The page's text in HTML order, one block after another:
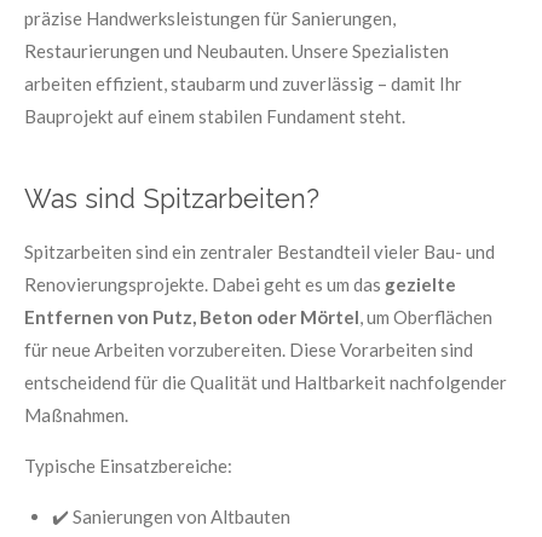
präzise Handwerksleistungen für Sanierungen,
Restaurierungen und Neubauten. Unsere Spezialisten
arbeiten effizient, staubarm und zuverlässig – damit Ihr
Bauprojekt auf einem stabilen Fundament steht.
Was sind Spitzarbeiten?
Spitzarbeiten sind ein zentraler Bestandteil vieler Bau- und
Renovierungsprojekte. Dabei geht es um das gezielte
Entfernen von Putz, Beton oder Mörtel, um Oberflächen
für neue Arbeiten vorzubereiten. Diese Vorarbeiten sind
entscheidend für die Qualität und Haltbarkeit nachfolgender
Maßnahmen.
Typische Einsatzbereiche:
✔️ Sanierungen von Altbauten